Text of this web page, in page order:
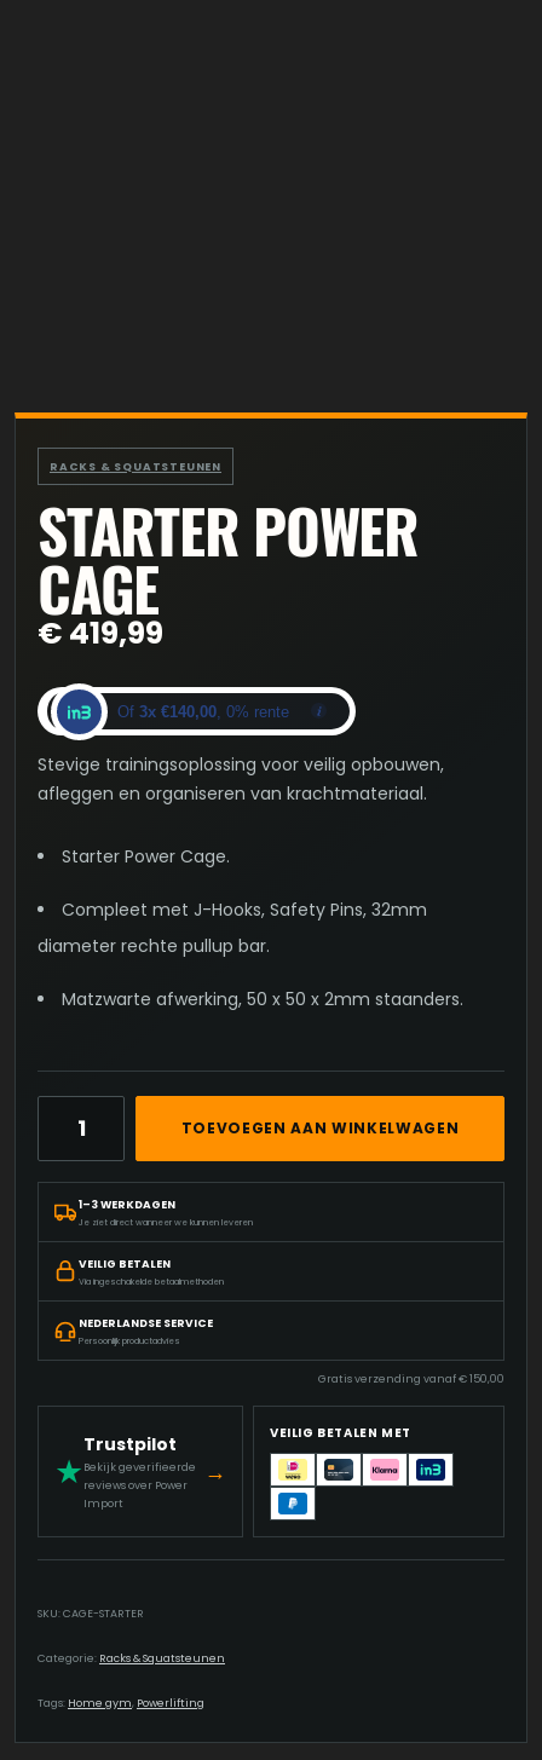
RACKS & SQUATSTEUNEN
STARTER POWER
CAGE
€ 419,99
Of 3x €140,00, 0% rente
Stevige trainingsoplossing voor veilig opbouwen,
afleggen en organiseren van krachtmateriaal.
Starter Power Cage.
Compleet met J-Hooks, Safety Pins, 32mm
diameter rechte pullup bar.
Matzwarte afwerking, 50 x 50 x 2mm staanders.
POWER
CAGE
AANTAL
TOEVOEGEN AAN WINKELWAGEN
1–3 WERKDAGEN
Je ziet direct wanneer we kunnen leveren
VEILIG BETALEN
Via ingeschakelde betaalmethoden
NEDERLANDSE SERVICE
Persoonlijk productadvies
Gratis verzending vanaf€150,00
★
Trustpilot
Bekijk geverifieerde
reviews over Power
Import
→
VEILIG BETALEN MET
SKU:CAGE-STARTER
Categorie: Racks & Squatsteunen
Tags: Home gym, Powerlifting